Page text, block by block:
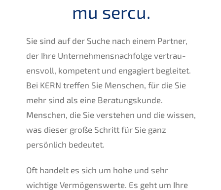
mu sercu.
Sie sind auf der Suche nach einem Partner,
der Ihre Unternehmens­nachfolge vertrau­
ens­voll, kompe­tent und engagiert beglei­tet.
Bei KERN treffen Sie Menschen, für die Sie
mehr sind als eine Beratungs­kun­de.
Menschen, die Sie verste­hen und die wissen,
was dieser große Schritt für Sie ganz
persön­lich bedeutet.
Oft handelt es sich um hohe und sehr
wichti­ge Vermö­gens­wer­te. Es geht um Ihre